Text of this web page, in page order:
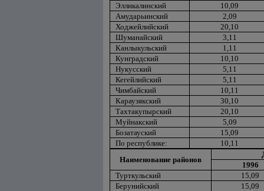
Элликалинский
10,09
Амударьинский
2,09
Ходжейлийский
20,10
Шуманайский
3,11
Канлыкульский
1,11
Кунградский
10,10
Нукусский
5,11
Кегейлийский
5,11
Чимбайский
10,11
Караузякский
30,10
Тахтакупырский
20,10
Муйнакский
5,09
Бозатауский
15,09
По республике:
10,11
Наименование районов
1996
Турткульский
15,09
Берунийский
15,09